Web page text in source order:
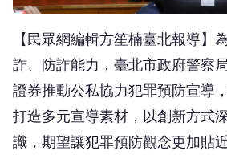
【民眾網編輯方笙楠臺北報導】
詐、防詐能力，臺北市政府警察
證券推動公私協力犯罪預防宣導
打造多元宣導素材，以創新方式
識，期望讓犯罪預防觀念更加貼